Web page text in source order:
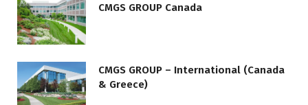
CMGS GROUP Canada
CMGS GROUP – International (Canada
& Greece)